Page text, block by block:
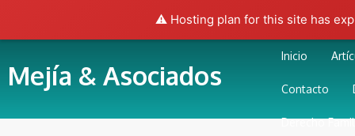
⚠️ Hosting plan for this site has
Mejía & Asociados
Inicio
Contacto
Derecho